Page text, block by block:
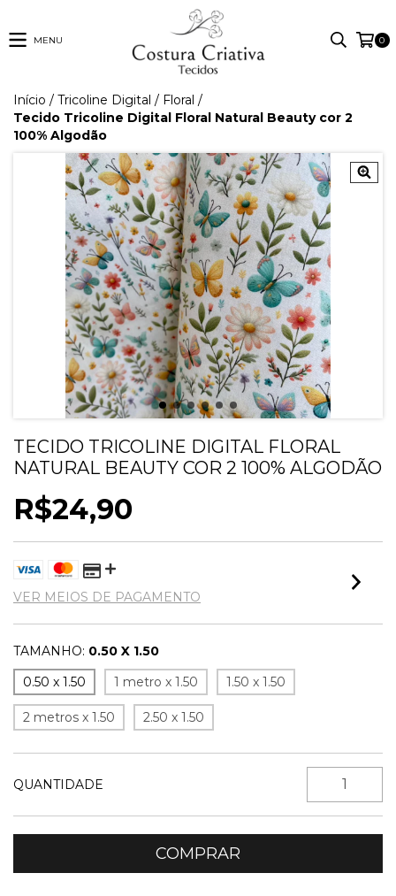
MENU 0
Início / Tricoline Digital / Floral /
Tecido Tricoline Digital Floral Natural Beauty cor 2
100% Algodão
TECIDO TRICOLINE DIGITAL FLORAL
NATURAL BEAUTY COR 2 100% ALGODÃO
R$24,90
VER MEIOS DE PAGAMENTO
TAMANHO: 0.50 X 1.50
0.50 x 1.50
1 metro x 1.50 1.50 x 1.50
2 metros x 1.50 2.50 x 1.50
QUANTIDADE